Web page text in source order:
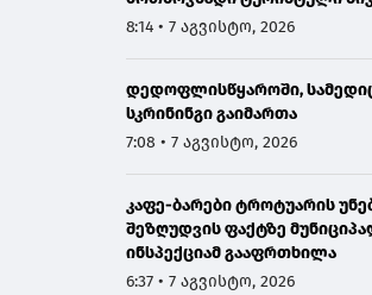
8:14 • 7 აგვისტო, 2026
დედოფლისწყაროში,
სკრინინგი გაიმართა
7:08 • 7 აგვისტო, 2026
კაფე-ბარები ტროტუარის
შეზღუდვის ფაქტზე
ინსპექციამ გააფრთხილა
6:37 • 7 აგვისტო, 2026